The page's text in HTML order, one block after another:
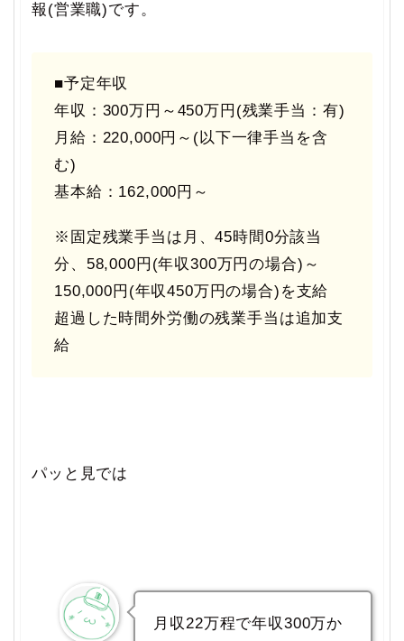
報(営業職)です。
■予定年収
年収：300万円～450万円(残業手当：有)
月給：220,000円～(以下一律手当を含
む)
基本給：162,000円～
※固定残業手当は月、45時間0分該当
分、58,000円(年収300万円の場合)～
150,000円(年収450万円の場合)を支給
超過した時間外労働の残業手当は追加支
給
パッと見では
月収22万程で年収300万か